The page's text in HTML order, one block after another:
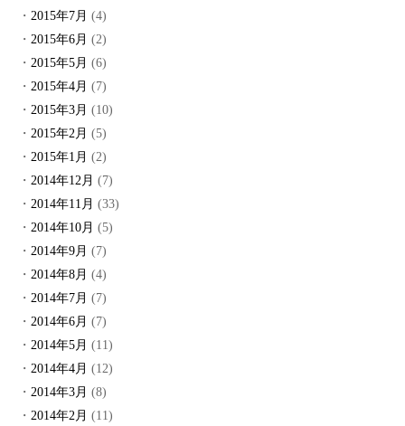
2015年7月 (4)
2015年6月 (2)
2015年5月 (6)
2015年4月 (7)
2015年3月 (10)
2015年2月 (5)
2015年1月 (2)
2014年12月 (7)
2014年11月 (33)
2014年10月 (5)
2014年9月 (7)
2014年8月 (4)
2014年7月 (7)
2014年6月 (7)
2014年5月 (11)
2014年4月 (12)
2014年3月 (8)
2014年2月 (11)